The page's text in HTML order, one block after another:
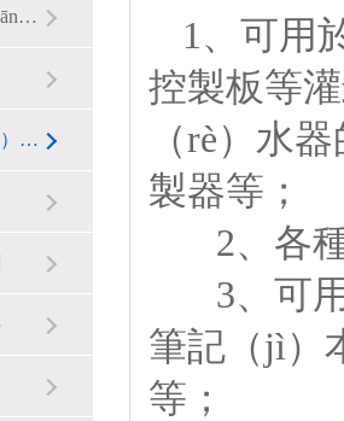
光學透明膠粘（zhān）劑
透明高性能（néng）聚脲脂灌封膠
1、可用
控製板等
（rè）水
製器等；
2、各種
3、可用
筆記（jì）
等；